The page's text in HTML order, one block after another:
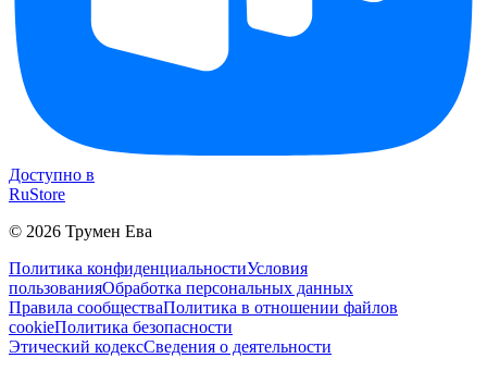
Доступно в
RuStore
© 2026 Трумен Ева
Политика конфиденциальностиУсловия
пользованияОбработка персональных данных
Правила сообществаПолитика в отношении файлов
cookieПолитика безопасности
Этический кодексСведения о деятельности